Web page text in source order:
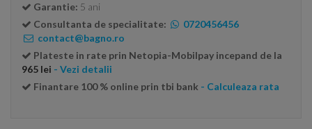
Garantie: 5 ani
Consultanta de specialitate:
0720456456
contact@bagno.ro
Plateste in rate prin Netopia-Mobilpay incepand de la
965 lei - Vezi detalii
Finantare 100 % online prin tbi bank - Calculeaza rata